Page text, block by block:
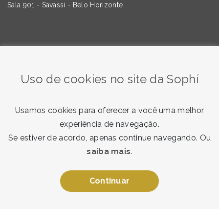
Sala 901 - Savassi - Belo Horizonte
Quero receber
Ao enviar, você concorda com nossotermo de consentimento
Uso de cookies no site da Sophí
Usamos cookies para oferecer a você uma melhor
experiência de navegação.
Se estiver de acordo, apenas continue navegando. Ou
saiba mais.
Continuar